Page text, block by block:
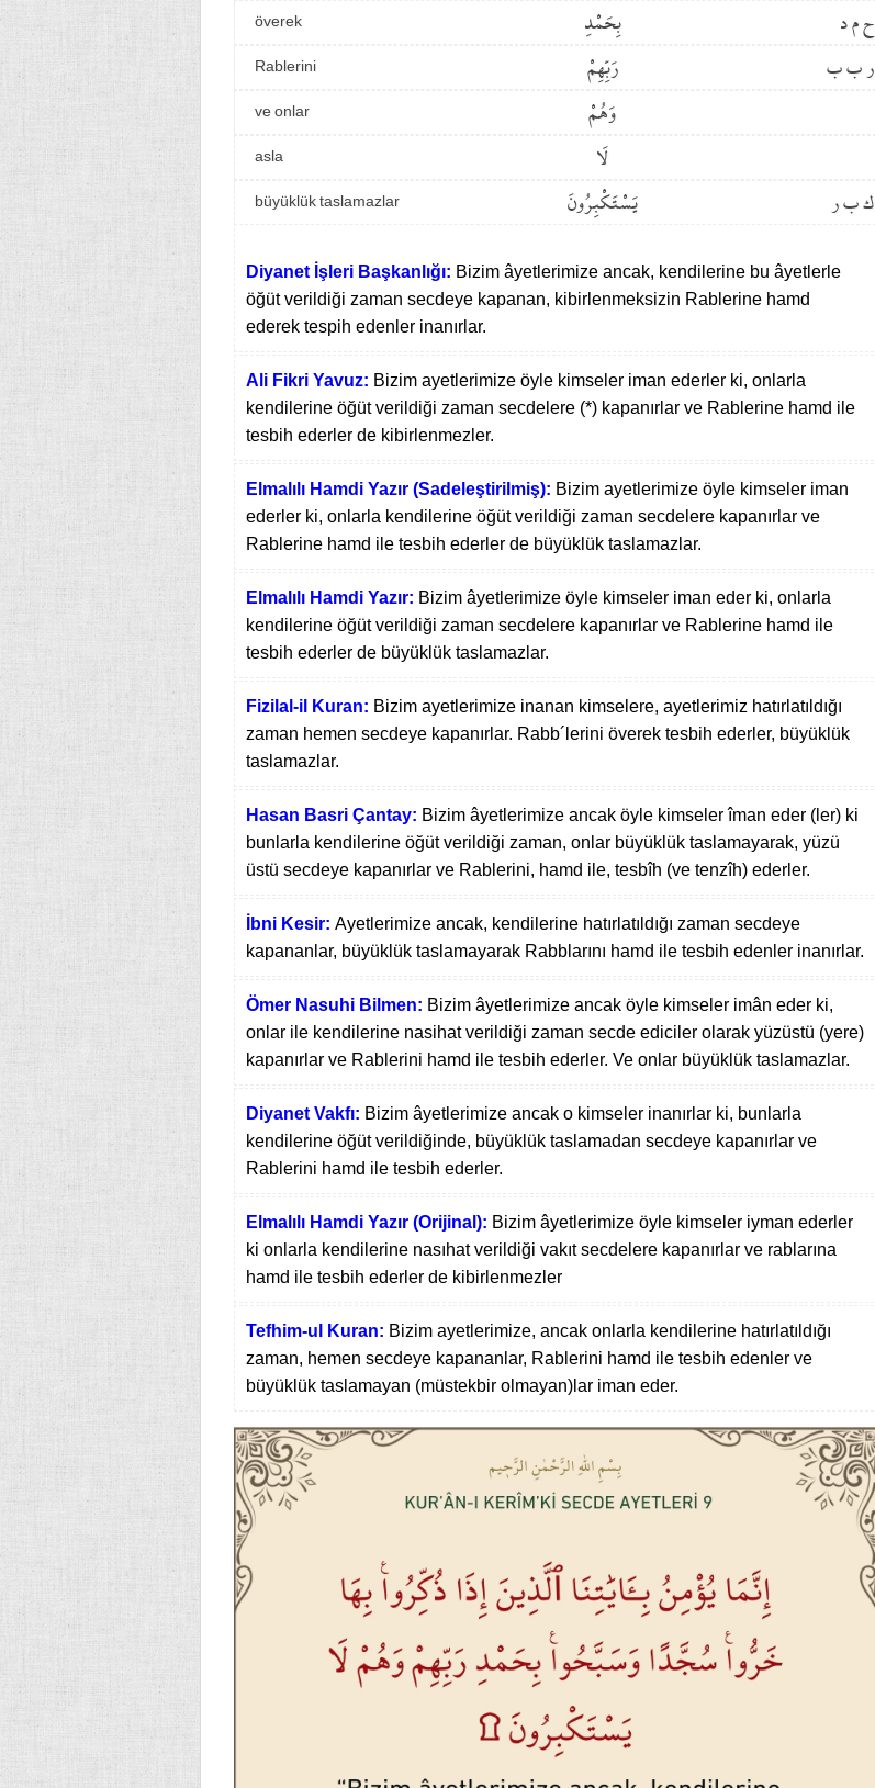
överek ح م د بِحَمْدِ
Rablerini ر ب ب رَبِّهِمْ
ve onlar وَهُمْ
asla لَا
büyüklük taslamazlar ك ب ر يَسْتَكْبِرُونَ
Diyanet İşleri Başkanlığı: Bizim âyetlerimize ancak, kendilerine bu âyetlerle
öğüt verildiği zaman secdeye kapanan, kibirlenmeksizin Rablerine hamd
ederek tespih edenler inanırlar.
Ali Fikri Yavuz: Bizim ayetlerimize öyle kimseler iman ederler ki, onlarla
kendilerine öğüt verildiği zaman secdelere (*) kapanırlar ve Rablerine hamd ile
tesbih ederler de kibirlenmezler.
Elmalılı Hamdi Yazır (Sadeleştirilmiş): Bizim ayetlerimize öyle kimseler iman
ederler ki, onlarla kendilerine öğüt verildiği zaman secdelere kapanırlar ve
Rablerine hamd ile tesbih ederler de büyüklük taslamazlar.
Elmalılı Hamdi Yazır: Bizim âyetlerimize öyle kimseler iman eder ki, onlarla
kendilerine öğüt verildiği zaman secdelere kapanırlar ve Rablerine hamd ile
tesbih ederler de büyüklük taslamazlar.
Fizilal-il Kuran: Bizim ayetlerimize inanan kimselere, ayetlerimiz hatırlatıldığı
zaman hemen secdeye kapanırlar. Rabb´lerini överek tesbih ederler, büyüklük
taslamazlar.
Hasan Basri Çantay: Bizim âyetlerimize ancak öyle kimseler îman eder (ler) ki
bunlarla kendilerine öğüt verildiği zaman, onlar büyüklük taslamayarak, yüzü
üstü secdeye kapanırlar ve Rablerini, hamd ile, tesbîh (ve tenzîh) ederler.
İbni Kesir: Ayetlerimize ancak, kendilerine hatırlatıldığı zaman secdeye
kapananlar, büyüklük taslamayarak Rabblarını hamd ile tesbih edenler inanırlar.
Ömer Nasuhi Bilmen: Bizim âyetlerimize ancak öyle kimseler imân eder ki,
onlar ile kendilerine nasihat verildiği zaman secde ediciler olarak yüzüstü (yere)
kapanırlar ve Rablerini hamd ile tesbih ederler. Ve onlar büyüklük taslamazlar.
Diyanet Vakfı: Bizim âyetlerimize ancak o kimseler inanırlar ki, bunlarla
kendilerine öğüt verildiğinde, büyüklük taslamadan secdeye kapanırlar ve
Rablerini hamd ile tesbih ederler.
Elmalılı Hamdi Yazır (Orijinal): Bizim âyetlerimize öyle kimseler iyman ederler
ki onlarla kendilerine nasıhat verildiği vakıt secdelere kapanırlar ve rablarına
hamd ile tesbih ederler de kibirlenmezler
Tefhim-ul Kuran: Bizim ayetlerimize, ancak onlarla kendilerine hatırlatıldığı
zaman, hemen secdeye kapananlar, Rablerini hamd ile tesbih edenler ve
büyüklük taslamayan (müstekbir olmayan)lar iman eder.